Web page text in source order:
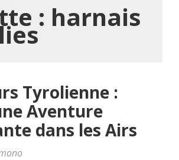
: harnais
Tyrolienne :
Aventure
dans les Airs